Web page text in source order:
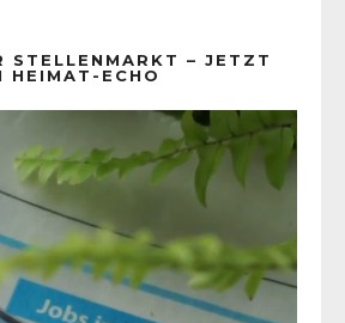
STELLENMARKT – JETZT
HEIMAT-ECHO
Player